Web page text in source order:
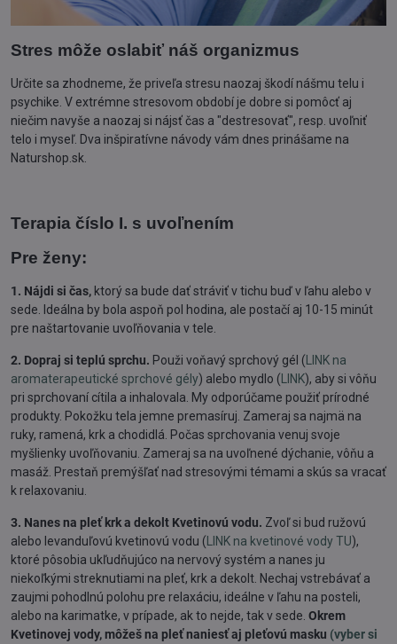
Stres môže oslabiť náš organizmus
Určite sa zhodneme, že priveľa stresu naozaj škodí nášmu telu i
psychike. V extrémne stresovom období je dobre si pomôcť aj
niečim navyše a naozaj si nájsť čas a "destresovať", resp. uvoľniť
telo i myseľ. Dva inšpiratívne návody vám dnes prinášame na
Naturshop.sk.
Terapia číslo I. s uvoľnením
Pre ženy:
1. Nájdi si čas, ktorý sa bude dať stráviť v tichu buď v ľahu alebo v
sede. Ideálna by bola aspoň pol hodina, ale postačí aj 10-15 minút
pre naštartovanie uvoľňovania v tele.
2. Dopraj si teplú sprchu. Použi voňavý sprchový gél (LINK na
aromaterapeutické sprchové gély) alebo mydlo (LINK), aby si vôňu
pri sprchovaní cítila a inhalovala. My odporúčame použiť prírodné
produkty. Pokožku tela jemne premasíruj. Zameraj sa najmä na
ruky, ramená, krk a chodidlá. Počas sprchovania venuj svoje
myšlienky uvoľňovaniu. Zameraj sa na uvoľnené dýchanie, vôňu a
masáž. Prestaň premýšľať nad stresovými témami a skús sa vracať
k relaxovaniu.
3. Nanes na pleť krk a dekolt Kvetinovú vodu. Zvoľ si bud ružovú
alebo levanduľovú kvetinovú vodu (LINK na kvetinové vody TU),
ktoré pôsobia ukľudňujúco na nervový systém a nanes ju
niekoľkými streknutiami na pleť, krk a dekolt. Nechaj vstrebávať a
zaujmi pohodlnú polohu pre relaxáciu, ideálne v ľahu na posteli,
alebo na karimatke, v prípade, ak to nejde, tak v sede. Okrem
Kvetinovej vody, môžeš na pleť naniesť aj pleťovú masku (vyber si